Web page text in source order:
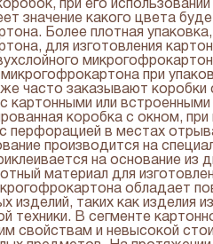
при его
значение какого цвета
Более плотная
для изготовления
при
часто заказывают коробки
картонными или
коробка с окном,
перфорацией в местах
производится на
на основание
материал для
обладает
изделий, таких как
техники. В сегменте
свойствам и невысокой